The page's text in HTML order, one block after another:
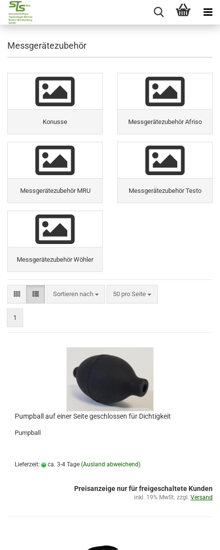
Messgerätezubehör
Konusse Messgerätezubehör Afriso
Messgerätezubehör MRU Messgerätezubehör Testo
Messgerätezubehör Wöhler
Sortieren nach 50 pro Seite
1
Pumpball auf einer Seite geschlossen für Dichtigkeit
Pumpball
Lieferzeit: ca. 3-4 Tage (Ausland abweichend)
Preisanzeige nur für freigeschaltete Kunden
inkl. 19% MwSt. zzgl. Versand